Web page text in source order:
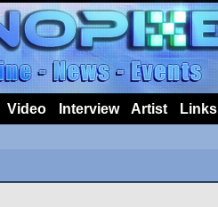
Video Interview Artist Links